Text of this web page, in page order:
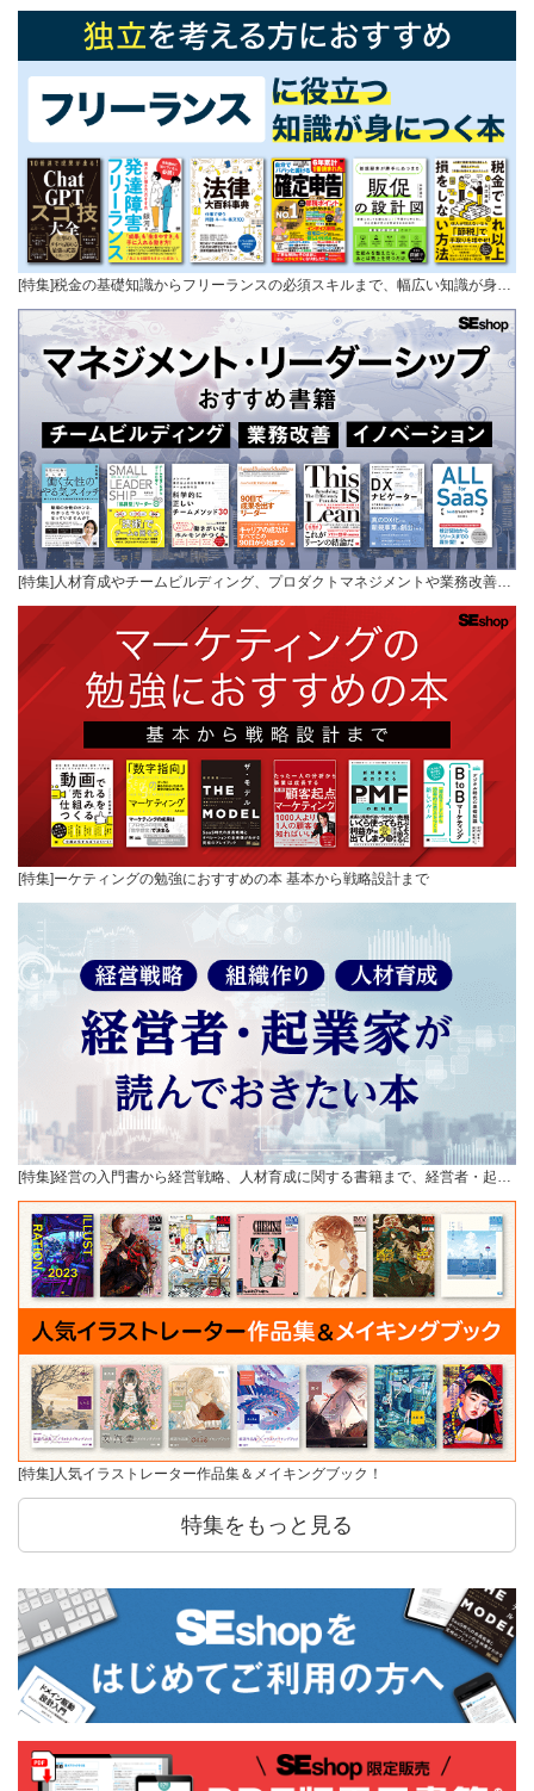
[特集]税金の基礎知識からフリーランスの必須スキルまで、幅広い知識が身…
[特集]人材育成やチームビルディング、プロダクトマネジメントや業務改善…
[特集]ーケティングの勉強におすすめの本 基本から戦略設計まで
[特集]経営の入門書から経営戦略、人材育成に関する書籍まで、経営者・起…
[特集]人気イラストレーター作品集＆メイキングブック！
特集をもっと見る